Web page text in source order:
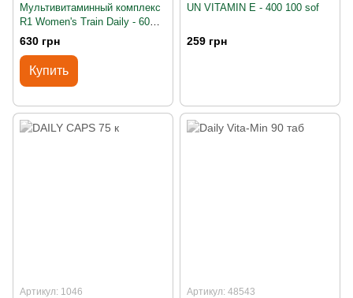
Мультивитаминный комплекс
R1 Women's Train Daily - 60
таблеток
630 грн
Купить
UN VITAMIN E - 400 100 sof
259 грн
Артикул: 1046 Артикул: 48543